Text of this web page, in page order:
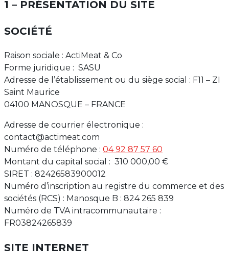
1 – PRÉSENTATION DU SITE
SOCIÉTÉ
Raison sociale : ActiMeat & Co
Forme juridique : SASU
Adresse de l’établissement ou du siège social : F11 – ZI
Saint Maurice
04100 MANOSQUE – FRANCE
Adresse de courrier électronique :
contact@actimeat.com
Numéro de téléphone : 04 92 87 57 60
Montant du capital social : ‪ 310 000,00 €
SIRET : 82426583900012
Numéro d’inscription au registre du commerce et des
sociétés (RCS) : Manosque B : 824 265 839
Numéro de TVA intracommunautaire :
FR03824265839
SITE INTERNET